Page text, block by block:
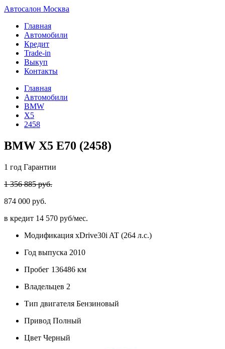
Автосалон Москва
Главная
Автомобили
Кредит
Trade-in
Выкуп
Контакты
Главная
Автомобили
BMW
X5
2458
BMW X5 E70 (2458)
1 год Гарантии
1 356 885 руб.
874 000 руб.
в кредит 14 570 руб/мес.
Модификация xDrive30i AT (264 л.с.)
Год выпуска 2010
Пробег 136486 км
Владельцев 2
Тип двигателя Бензиновый
Привод Полный
Цвет Черный